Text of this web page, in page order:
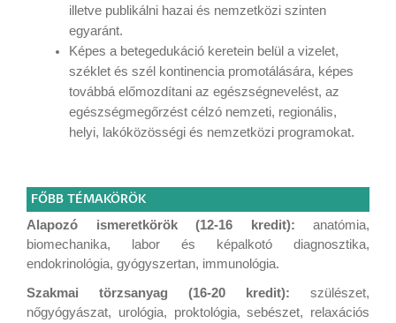
illetve publikálni hazai és nemzetközi szinten
egyaránt.
Képes a betegedukáció keretein belül a vizelet,
széklet és szél kontinencia promotálására, képes
továbbá előmozdítani az egészségnevelést, az
egészségmegőrzést célzó nemzeti, regionális,
helyi, lakóközösségi és nemzetközi programokat.
FŐBB TÉMAKÖRÖK
Alapozó ismeretkörök (12-16 kredit): anatómia,
biomechanika, labor és képalkotó diagnosztika,
endokrinológia, gyógyszertan, immunológia.
Szakmai törzsanyag (16-20 kredit): szülészet,
nőgyógyászat, urológia, proktológia, sebészet, relaxációs